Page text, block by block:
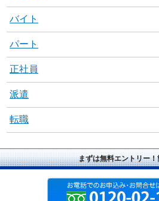
バイト
パート
正社員
派遣
転職
まずは無料エントリー！